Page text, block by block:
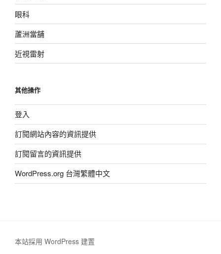
眼科
蘆洲當舖
近視雷射
其他操作
登入
訂閱網站內容的資訊提供
訂閱留言的資訊提供
WordPress.org 台灣繁體中文
本站採用 WordPress 建置